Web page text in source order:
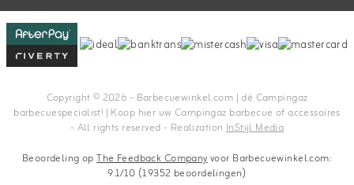
Copyright © 2026 - Barbecuewinkel.com | dé Campingaz
barbecuespecialist! | Koop hier uw Campingaz barbecue of accessoires
- All rights reserved - Realization InStijl Media
Beoordeling opThe Feedback Companyvoor Barbecuewinkel.com:
9.1/10 (19352 beoordelingen)